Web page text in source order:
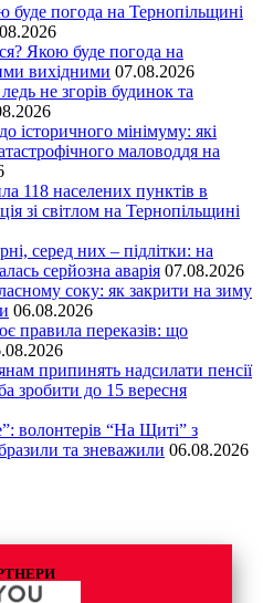
буде погода на Тернопільщині
Якою буде погода на
вихідними 07.08.2026
не згорів будинок та
історичного мінімуму: які
маловоддя на
118 населених пунктів в
зі світлом на Тернопільщині
серед них – підлітки: на
серйозна аварія 07.08.2026
соку: як закрити на зиму
06.08.2026
правила переказів: що
припинять надсилати пенсії
зробити до 15 вересня
волонтерів “На Щиті” з
та зневажили 06.08.2026